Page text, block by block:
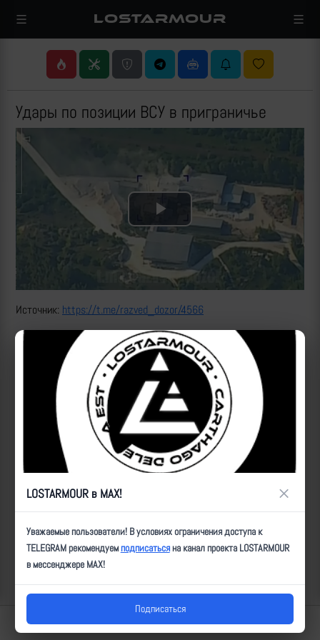
LOSTARMOUR
Удары по позиции ВСУ в приграничье
Play
Video
Источник: https://t.me/razved_dozor/4566
Рутуб
| Автор: Артем| Дата: 2023-06-19 | Просмотров: 1679
Популярные за сегодня видео
Lostarmour | Carthago Delenda Est | 2014-2026
LOSTARMOUR в MAX! ×
Уважаемые пользователи! В условиях ограничения доступа к
TELEGRAM рекомендуемподписатьсяна канал проекта LOSTARMOUR
в мессенджере MAX!
Подписаться